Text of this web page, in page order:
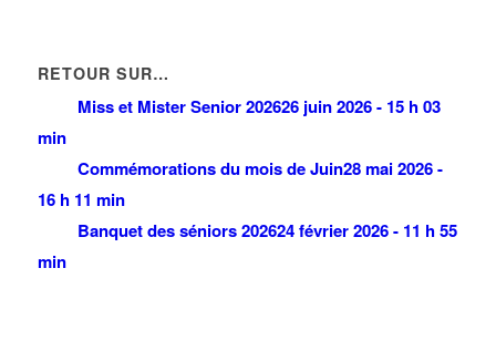
RETOUR SUR…
Miss et Mister Senior 202626 juin 2026 - 15 h 03
min
Commémorations du mois de Juin28 mai 2026 -
16 h 11 min
Banquet des séniors 202624 février 2026 - 11 h 55
min